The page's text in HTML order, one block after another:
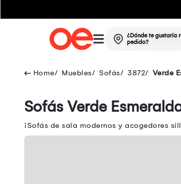
¿Dónde te gustaría
pedido?
Muebles Sofás 3872 Verde
Sofás Verde
¡Sofás de sala modernos y acogedores